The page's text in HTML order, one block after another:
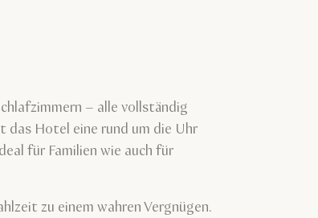
– alle vollständig
Hotel eine rund um die Uhr
für Familien wie auch für
zu einem wahren Vergnügen.